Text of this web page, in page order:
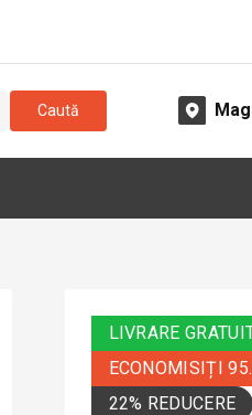
Caută
LIVRARE
ECONOMISIȚI
22% REDUCERE